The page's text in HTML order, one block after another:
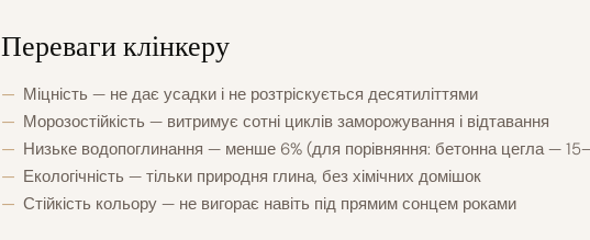
Переваги клінкеру
Міцність — не дає усадки і не розтріскується десятиліттями
Морозостійкість — витримує сотні циклів заморожування і відтавання
Низьке водопоглинання — менше 6% (для порівняння: бетонна цегла —
Екологічність — тільки природня глина, без хімічних домішок
Стійкість кольору — не вигорає навіть під прямим сонцем роками